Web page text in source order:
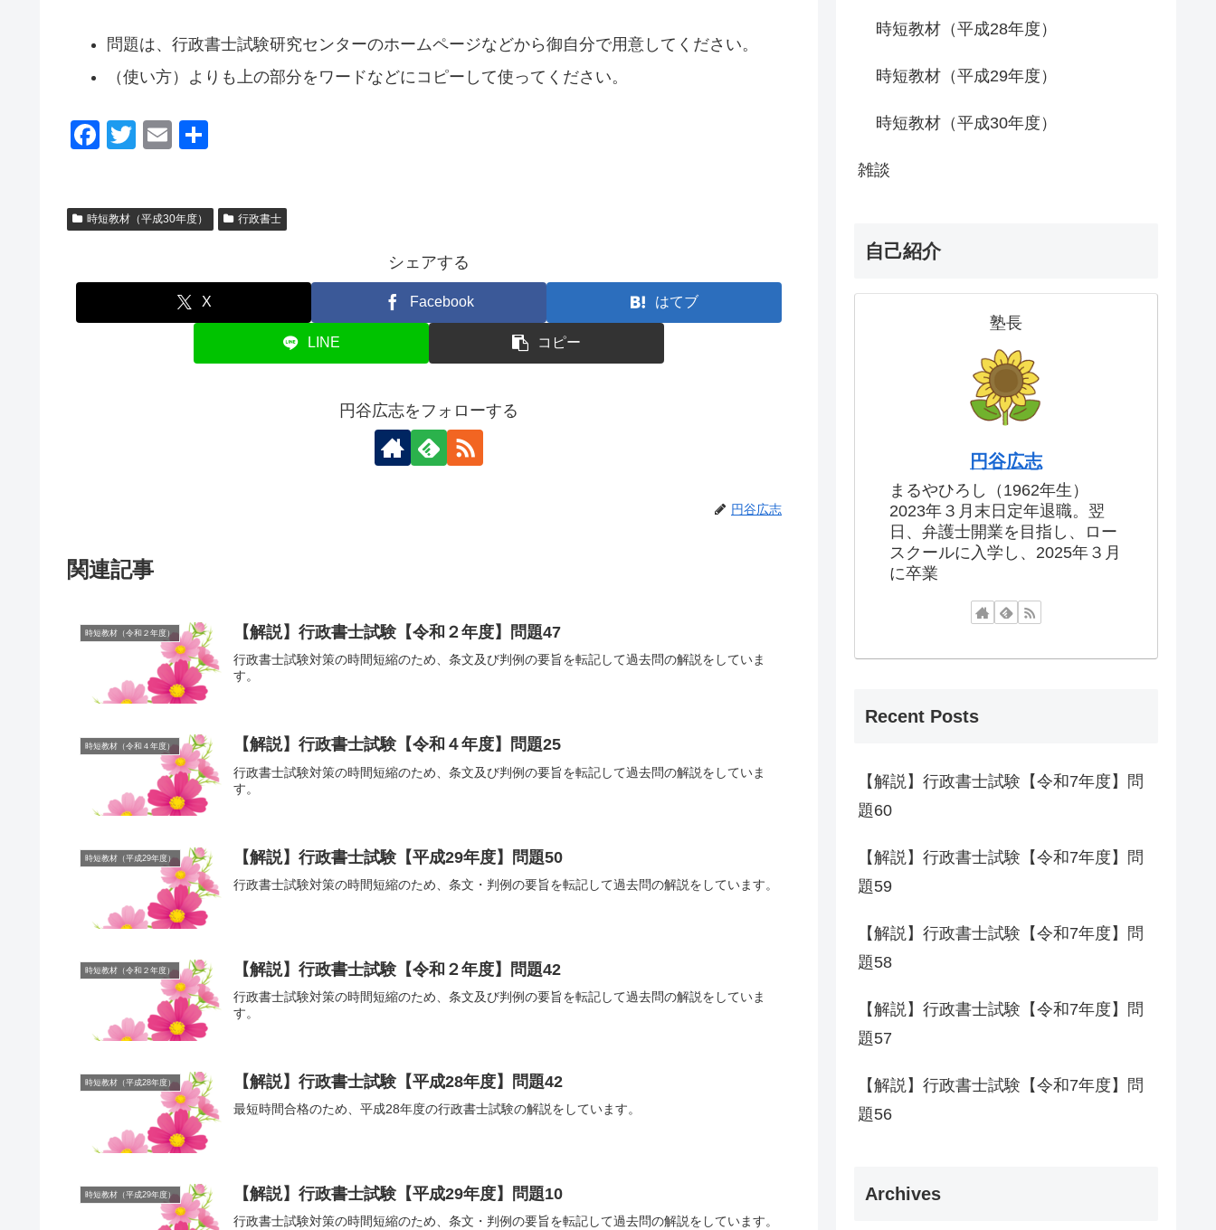
問題は、行政書士試験研究センターのホームページなどから御自分で用意してください。
（使い方）よりも上の部分をワードなどにコピーして使ってください。
F
e
o
T
er
E
時短教材（平成30年度） 行政書士
シェアする
X Facebook はてブ
LINE コピー
円谷広志をフォローする
円谷広志
関連記事
時短教材（令和２年度） 【解説】行政書士試験【令和２年度】問題47
行政書士試験対策の時間短縮のため、条文及び判例の要旨を転記して過去問の解説をしていま
す。
時短教材（令和４年度） 【解説】行政書士試験【令和４年度】問題25
行政書士試験対策の時間短縮のため、条文及び判例の要旨を転記して過去問の解説をしていま
す。
時短教材（平成29年度） 【解説】行政書士試験【平成29年度】問題50
行政書士試験対策の時間短縮のため、条文・判例の要旨を転記して過去問の解説をしています。
時短教材（令和２年度） 【解説】行政書士試験【令和２年度】問題42
行政書士試験対策の時間短縮のため、条文及び判例の要旨を転記して過去問の解説をしていま
す。
時短教材（平成28年度） 【解説】行政書士試験【平成28年度】問題42
最短時間合格のため、平成28年度の行政書士試験の解説をしています。
時短教材（平成29年度） 【解説】行政書士試験【平成29年度】問題10
行政書士試験対策の時間短縮のため、条文・判例の要旨を転記して過去問の解説をしています。
時短教材（平成28年度）
時短教材（平成29年度）
時短教材（平成30年度）
雑談
自己紹介
塾長
円谷広志
まるやひろし（1962年生）
2023年３月末日定年退職。翌
日、弁護士開業を目指し、ロー
スクールに入学し、2025年３月
に卒業
Recent Posts
【解説】行政書士試験【令和7年度】問
題60
【解説】行政書士試験【令和7年度】問
題59
【解説】行政書士試験【令和7年度】問
題58
【解説】行政書士試験【令和7年度】問
題57
【解説】行政書士試験【令和7年度】問
題56
Archives